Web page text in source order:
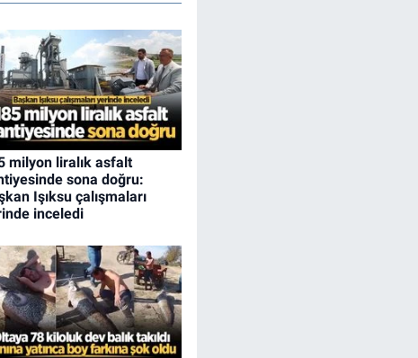
milyon liralık asfalt
sona doğru:
Işıksu çalışmaları
inceledi